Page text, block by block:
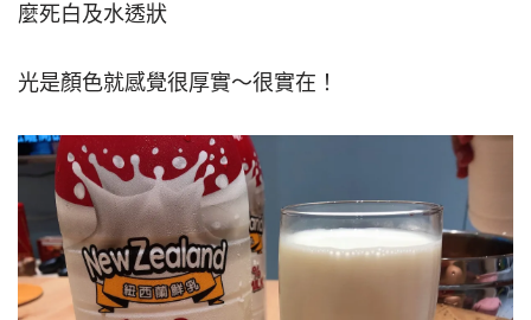
麼死白及水透狀
光是顏色就感覺很厚實～很實在！